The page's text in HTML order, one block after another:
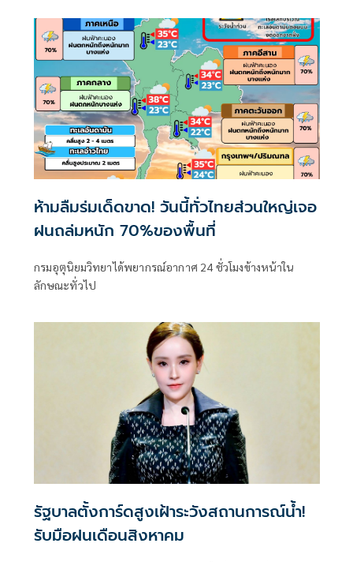
ห้ามลืมร่มเด็ดขาด! วันนี้ทั่วไทยส่วนใหญ่เจอ
ฝนถล่มหนัก 70%ของพื้นที่
กรมอุตุนิยมวิทยาได้พยากรณ์อากาศ 24 ชั่วโมงข้างหน้าใน
ลักษณะทั่วไป
รัฐบาลตั้งการ์ดสูงเฝ้าระวังสถานการณ์น้ำ!
รับมือฝนเดือนสิงหาคม